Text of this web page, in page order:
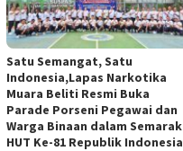
Satu Semangat, Satu
Indonesia,Lapas Narkotika
Muara Beliti Resmi Buka
Parade Porseni Pegawai dan
Warga Binaan dalam Semarak
HUT Ke-81 Republik Indonesia